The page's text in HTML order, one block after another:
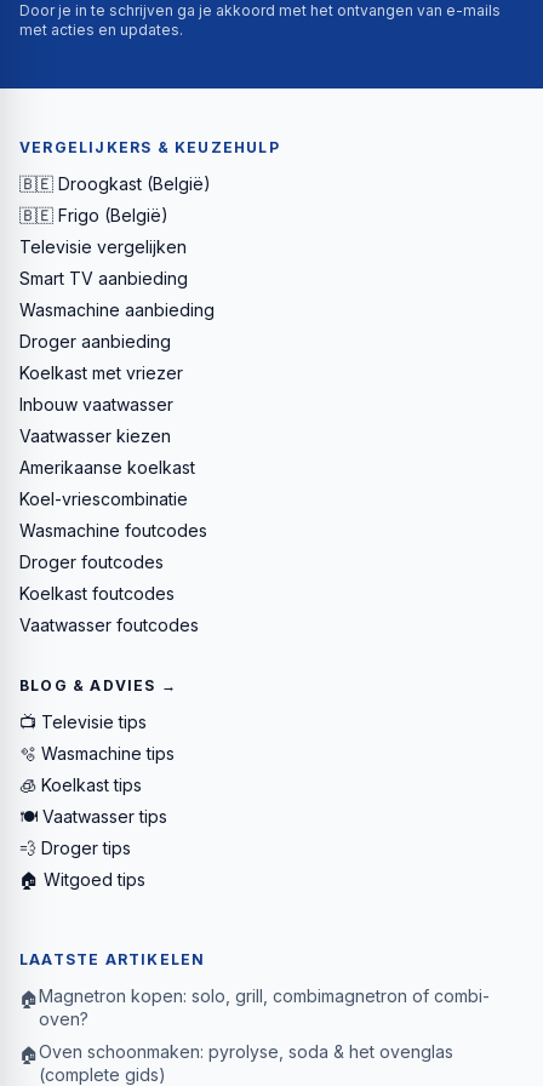
Door je in te schrijven ga je akkoord met het ontvangen van e-mails
met acties en updates.
VERGELIJKERS & KEUZEHULP
🇧🇪 Droogkast (België)
🇧🇪 Frigo (België)
Televisie vergelijken
Smart TV aanbieding
Wasmachine aanbieding
Droger aanbieding
Koelkast met vriezer
Inbouw vaatwasser
Vaatwasser kiezen
Amerikaanse koelkast
Koel-vriescombinatie
Wasmachine foutcodes
Droger foutcodes
Koelkast foutcodes
Vaatwasser foutcodes
BLOG & ADVIES →
📺 Televisie tips
🫧 Wasmachine tips
🧊 Koelkast tips
🍽️ Vaatwasser tips
💨 Droger tips
🏠 Witgoed tips
LAATSTE ARTIKELEN
🏠Magnetron kopen: solo, grill, combimagnetron of combi-
oven?
🏠Oven schoonmaken: pyrolyse, soda & het ovenglas
(complete gids)